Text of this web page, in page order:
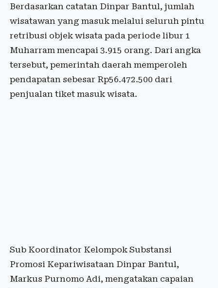
Berdasarkan catatan Dinpar Bantul, jumlah
wisatawan yang masuk melalui seluruh pintu
retribusi objek wisata pada periode libur 1
Muharram mencapai 3.915 orang. Dari angka
tersebut, pemerintah daerah memperoleh
pendapatan sebesar Rp56.472.500 dari
penjualan tiket masuk wisata.
Sub Koordinator Kelompok Substansi
Promosi Kepariwisataan Dinpar Bantul,
Markus Purnomo Adi, mengatakan capaian